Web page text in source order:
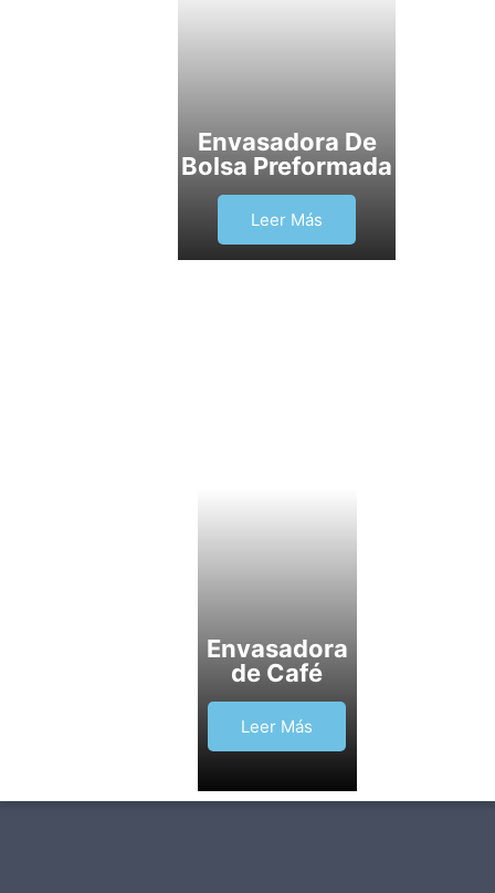
Envasadora De
Bolsa Preformada
Leer Más
Envasadora
de Café
Leer Más